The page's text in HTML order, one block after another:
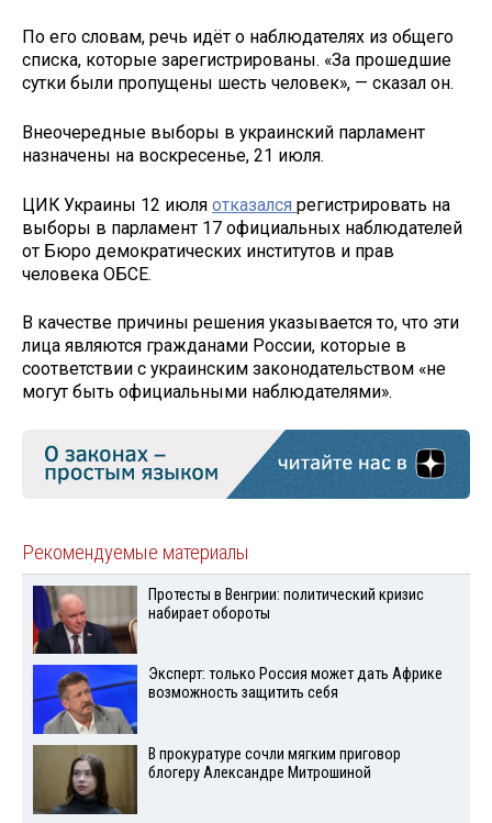
По его словам, речь идёт о наблюдателях из общего
списка, которые зарегистрированы. «За прошедшие
сутки были пропущены шесть человек», — сказал он.
Внеочередные выборы в украинский парламент
назначены на воскресенье, 21 июля.
ЦИК Украины 12 июля отказался регистрировать на
выборы в парламент 17 официальных наблюдателей
от Бюро демократических институтов и прав
человека ОБСЕ.
В качестве причины решения указывается то, что эти
лица являются гражданами России, которые в
соответствии с украинским законодательством «не
могут быть официальными наблюдателями».
Рекомендуемые материалы
Протесты в Венгрии: политический кризис
набирает обороты
Эксперт: только Россия может дать Африке
возможность защитить себя
В прокуратуре сочли мягким приговор
блогеру Александре Митрошиной